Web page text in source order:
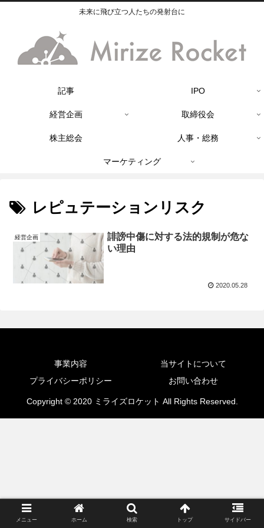
未来に飛び立つ人たちの発射台に
記事 IPO
経営企画 取締役会
株主総会 人事・総務
マーケティング
レピュテーションリスク
経営企画
誹謗中傷に対する法的規制が危な
い理由
2020.05.28
事業内容
当サイトについて
プライバシーポリシー
お問い合わせ
Copyright © 2020 ミライズロケット All Rights Reserved.
メニュー ホーム 検索 トップ サイドバー